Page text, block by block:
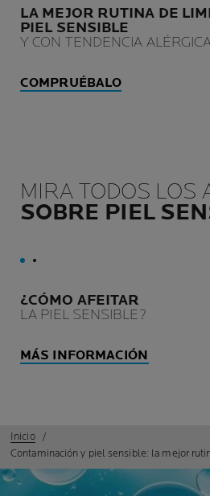
LA MEJOR RUTINA DE
PIEL SENSIBLE
Y CON TENDENCIA
COMPRUÉBALO
MIRA TODOS LOS
SOBRE PIEL
¿CÓMO AFEITAR
LA PIEL SENSIBLE?
MÁS INFORMACIÓN
Inicio
Contaminación y piel sensible: la mejor